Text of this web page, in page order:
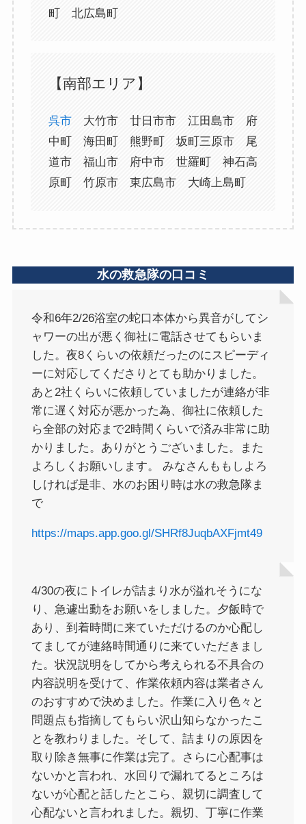
町 北広島町
【南部エリア】
呉市大竹市 廿日市市 江田島市 府
中町 海田町 熊野町 坂町三原市 尾
道市 福山市 府中市 世羅町 神石高
原町 竹原市 東広島市 大崎上島町
水の救急隊の口コミ
令和6年2/26浴室の蛇口本体から異音がしてシ
ャワーの出が悪く御社に電話させてもらいま
した。夜8くらいの依頼だったのにスピーディ
ーに対応してくださりとても助かりました。
あと2社くらいに依頼していましたが連絡が非
常に遅く対応が悪かった為、御社に依頼した
ら全部の対応まで2時間くらいで済み非常に助
かりました。ありがとうございました。また
よろしくお願いします。 みなさんももしよろ
しければ是非、水のお困り時は水の救急隊ま
で
https://maps.app.goo.gl/SHRf8JuqbAXFjmt49
4/30の夜にトイレが詰まり水が溢れそうにな
り、急遽出動をお願いをしました。夕飯時で
あり、到着時間に来ていただけるのか心配し
てましてが連絡時間通りに来ていただきまし
た。状況説明をしてから考えられる不具合の
内容説明を受けて、作業依頼内容は業者さん
のおすすめで決めました。作業に入り色々と
問題点も指摘してもらい沢山知らなかったこ
とを教わりました。そして、詰まりの原因を
取り除き無事に作業は完了。さらに心配事は
ないかと言われ、水回りで漏れてるところは
ないが心配と話したとこら、親切に調査して
心配ないと言われました。親切、丁寧に作業